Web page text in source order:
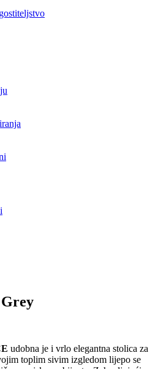
udobna je i vrlo elegantna stolica za
toplim sivim izgledom lijepo se